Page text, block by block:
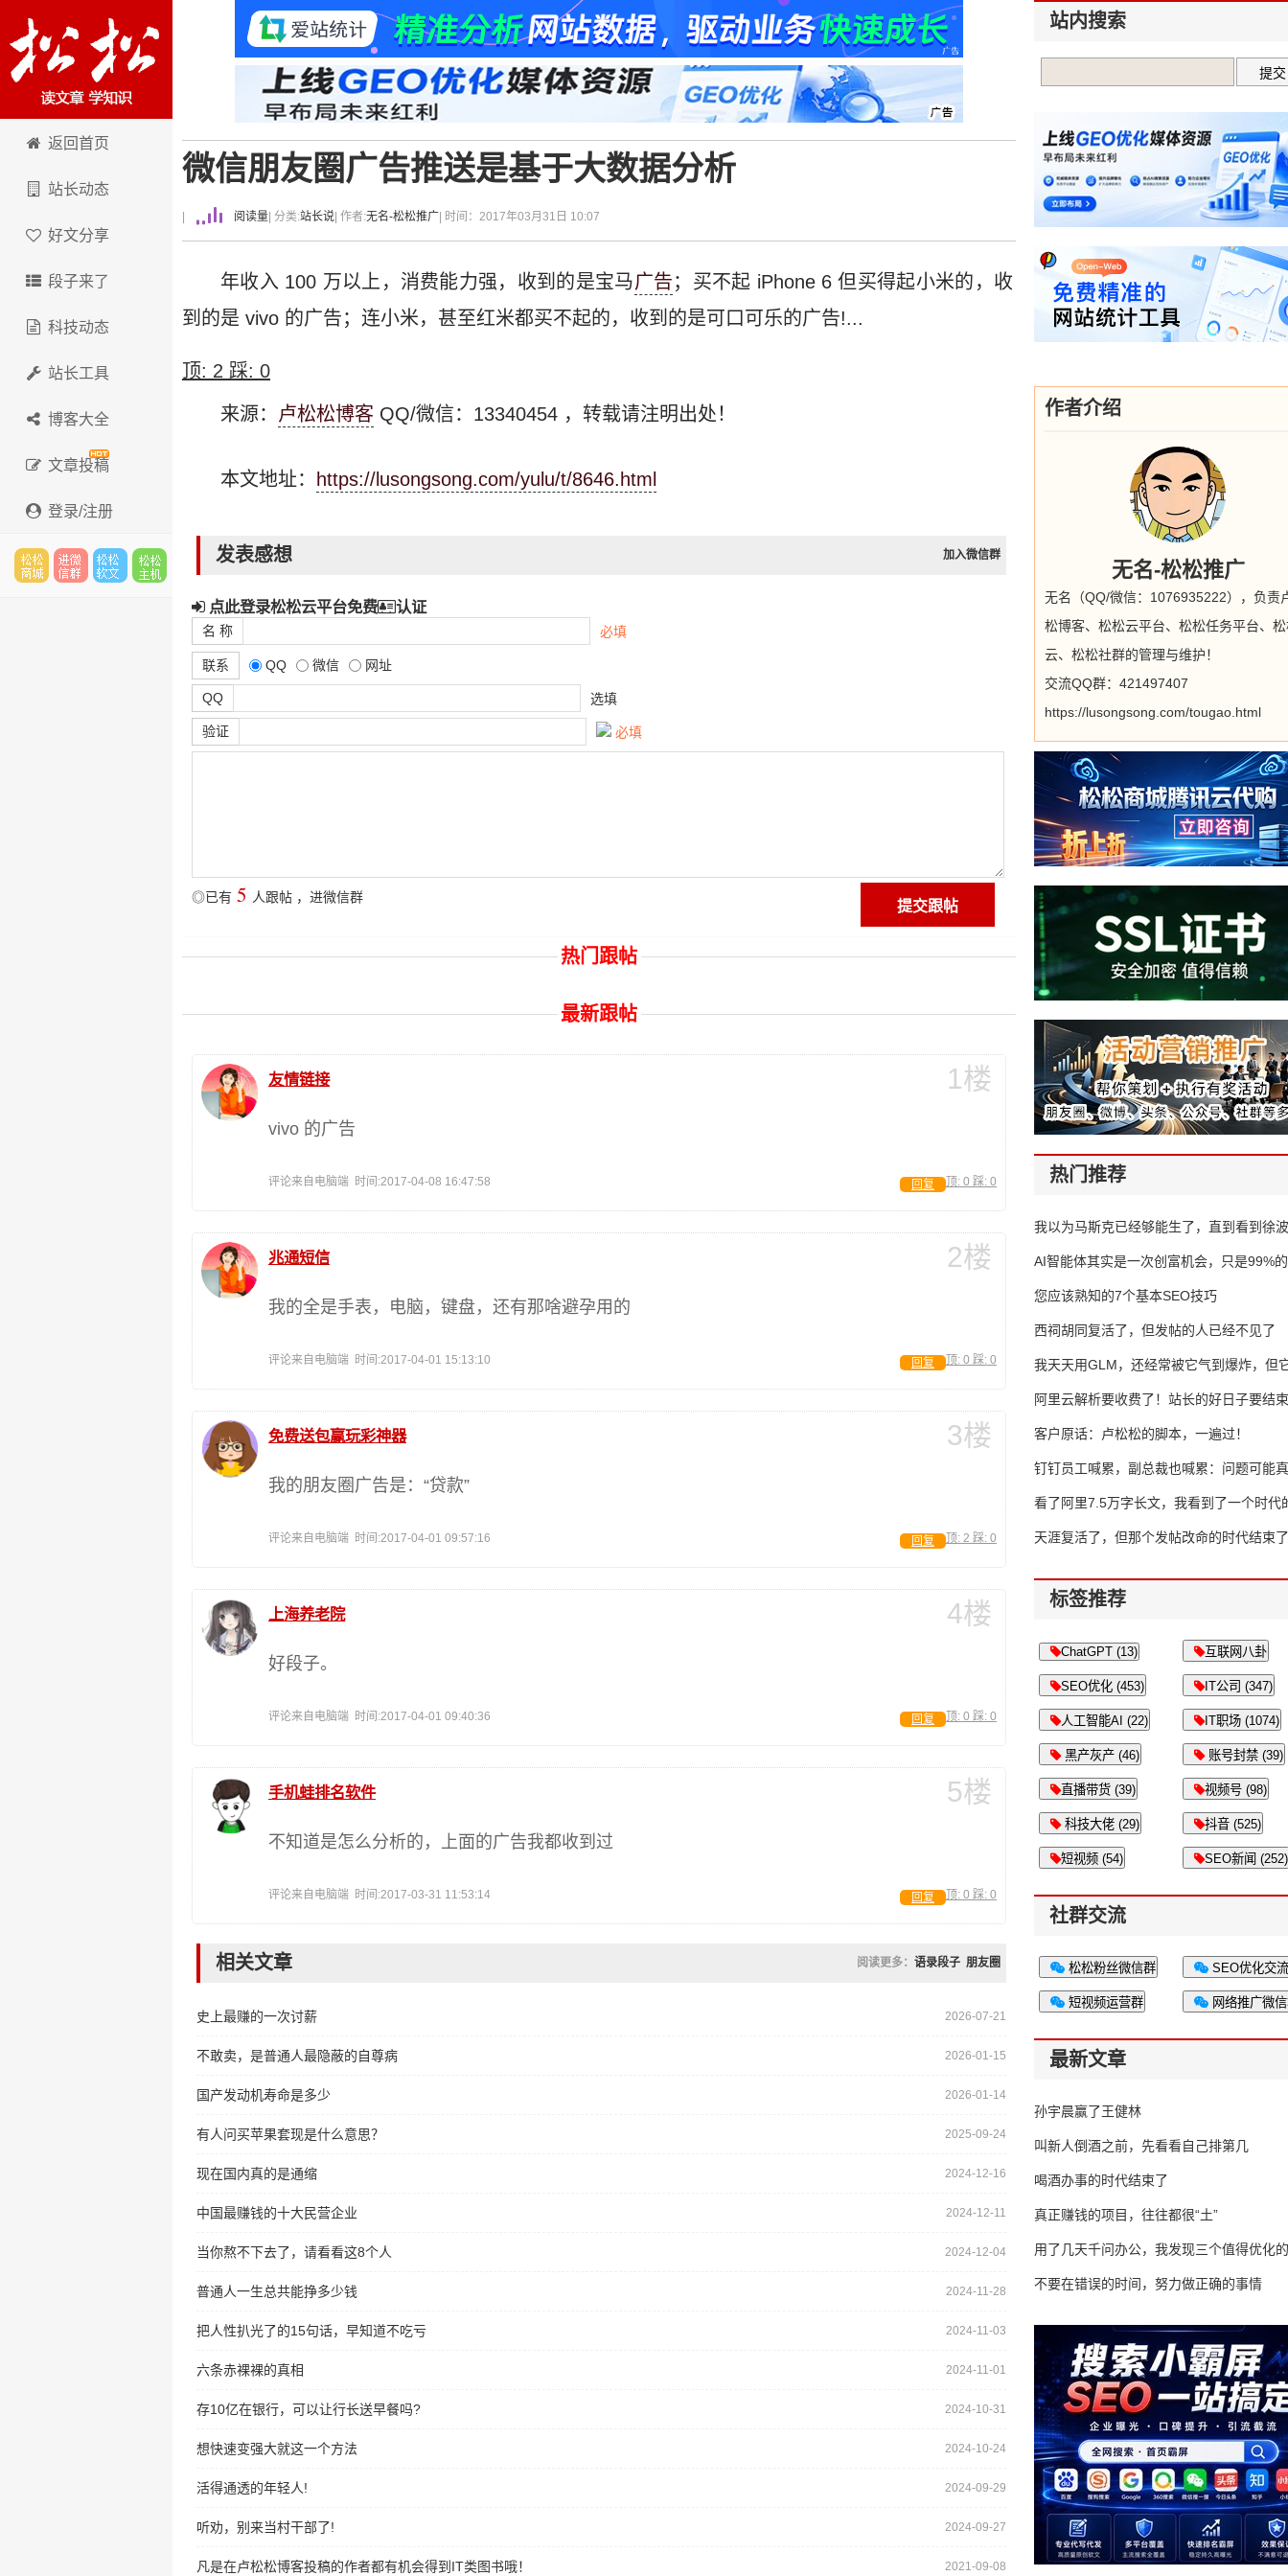
卢松松博客
返回首页
站长动态
好文分享
段子来了
科技动态
站长工具
博客大全
文章投稿
登录/注册
微信朋友圈广告推送是基于大数据分析
阅读量 | 分类:站长说 | 作者:无名-松松推广 | 时间：2017年03月31日 10:07
年收入 100 万以上，消费能力强，收到的是宝马广告；买不起 iPhone 6 但买得起小米的，收
到的是 vivo 的广告；连小米，甚至红米都买不起的，收到的是可口可乐的广告!...
顶: 2 踩: 0
来源： 卢松松博客 QQ/微信：13340454 ，转载请注明出处！
本文地址： https://lusongsong.com/yulu/t/8646.html
发表感想 加入微信群
点此登录松松云平台免费 认证
名 称 必填
联系 QQ 微信 网址
QQ 选填
验证 必填
◎已有 5 人跟帖 ， 进微信群
热门跟帖
最新跟帖
1楼
友情链接
vivo 的广告
评论来自电脑端 时间:2017-04-08 16:47:58 顶: 0 踩: 0
回复
2楼
兆通短信
我的全是手表，电脑，键盘，还有那啥避孕用的
评论来自电脑端 时间:2017-04-01 15:13:10 顶: 0 踩: 0
回复
3楼
免费送包赢玩彩神器
我的朋友圈广告是：“贷款”
评论来自电脑端 时间:2017-04-01 09:57:16 顶: 2 踩: 0
回复
4楼
上海养老院
好段子。
评论来自电脑端 时间:2017-04-01 09:40:36 顶: 0 踩: 0
回复
5楼
手机蛙排名软件
不知道是怎么分析的，上面的广告我都收到过
评论来自电脑端 时间:2017-03-31 11:53:14 顶: 0 踩: 0
回复
相关文章 阅读更多： 语录段子 朋友圈
2026-07-21
史上最赚的一次讨薪
2026-01-15
不敢卖，是普通人最隐蔽的自尊病
2026-01-14
国产发动机寿命是多少
2025-09-24
有人问买苹果套现是什么意思？
2024-12-16
现在国内真的是通缩
2024-12-11
中国最赚钱的十大民营企业
2024-12-04
当你熬不下去了，请看看这8个人
2024-11-28
普通人一生总共能挣多少钱
2024-11-03
把人性扒光了的15句话，早知道不吃亏
2024-11-01
六条赤裸裸的真相
2024-10-31
存10亿在银行，可以让行长送早餐吗?
2024-10-24
想快速变强大就这一个方法
2024-09-29
活得通透的年轻人!
2024-09-27
听劝，别来当村干部了!
2021-09-08
凡是在卢松松博客投稿的作者都有机会得到IT类图书哦！
站内搜索
作者介绍
无名-松松推广
无名（QQ/微信：1076935222），负责
松博客、松松云平台、松松任务平台、
云、松松社群的管理与维护！
交流QQ群：421497407
https://lusongsong.com/tougao.html
热门推荐
我以为马斯克已经够能生了，直到看到
AI智能体其实是一次创富机会，只是99%
错过了
您应该熟知的7个基本SEO技巧
西祠胡同复活了，但发帖的人已经不见了
我天天用GLM，还经常被它气到爆炸，但
16万亿
阿里云解析要收费了！站长的好日子要结
客户原话：卢松松的脚本，一遍过！
钉钉员工喊累，副总裁也喊累：问题可能
了
看了阿里7.5万字长文，我看到了一个时代
天涯复活了，但那个发帖改命的时代结束了
标签推荐
ChatGPT (13) 互联网八卦
SEO优化 (453) IT公司 (347)
人工智能AI (22) IT职场 (1074)
黑产灰产 (46) 账号封禁 (39)
直播带货 (39) 视频号 (98)
科技大佬 (29) 抖音 (525)
短视频 (54) SEO新闻 (252)
社群交流
松松粉丝微信群 SEO优化交
短视频运营群 网络推广微
最新文章
孙宇晨赢了王健林
叫新人倒酒之前，先看看自己排第几
喝酒办事的时代结束了
真正赚钱的项目，往往都很“土”
用了几天千问办公，我发现三个值得优化
不要在错误的时间，努力做正确的事情